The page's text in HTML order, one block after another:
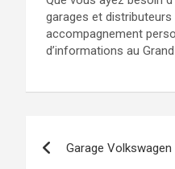
garages et
accompagnement
d’informations au
Garage